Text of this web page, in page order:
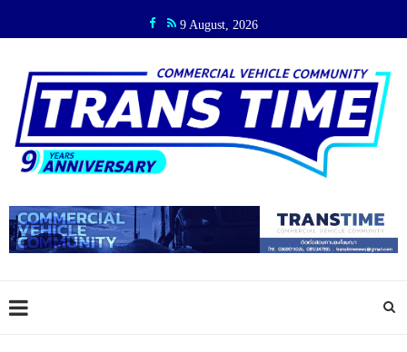
9 August, 2026